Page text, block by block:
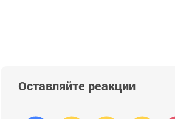
Оставляйте реакции